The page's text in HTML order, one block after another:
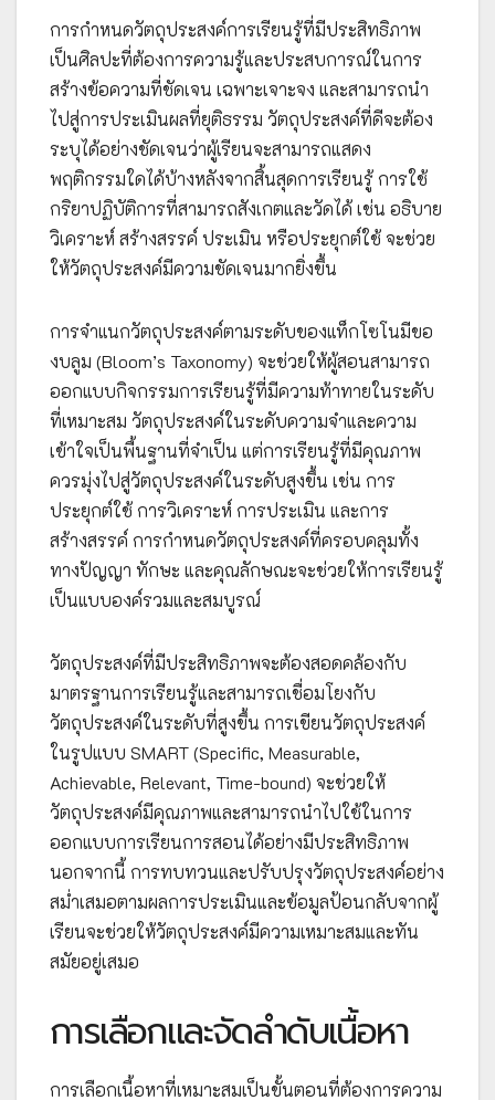
การกำหนดวัตถุประสงค์การเรียนรู้ที่มีประสิทธิภาพ
เป็นศิลปะที่ต้องการความรู้และประสบการณ์ในการ
สร้างข้อความที่ชัดเจน เฉพาะเจาะจง และสามารถนำ
ไปสู่การประเมินผลที่ยุติธรรม วัตถุประสงค์ที่ดีจะต้อง
ระบุได้อย่างชัดเจนว่าผู้เรียนจะสามารถแสดง
พฤติกรรมใดได้บ้างหลังจากสิ้นสุดการเรียนรู้ การใช้
กริยาปฏิบัติการที่สามารถสังเกตและวัดได้ เช่น อธิบาย
วิเคราะห์ สร้างสรรค์ ประเมิน หรือประยุกต์ใช้ จะช่วย
ให้วัตถุประสงค์มีความชัดเจนมากยิ่งขึ้น
การจำแนกวัตถุประสงค์ตามระดับของแท็กโซโนมีขอ
งบลูม (Bloom’s Taxonomy) จะช่วยให้ผู้สอนสามารถ
ออกแบบกิจกรรมการเรียนรู้ที่มีความท้าทายในระดับ
ที่เหมาะสม วัตถุประสงค์ในระดับความจำและความ
เข้าใจเป็นพื้นฐานที่จำเป็น แต่การเรียนรู้ที่มีคุณภาพ
ควรมุ่งไปสู่วัตถุประสงค์ในระดับสูงขึ้น เช่น การ
ประยุกต์ใช้ การวิเคราะห์ การประเมิน และการ
สร้างสรรค์ การกำหนดวัตถุประสงค์ที่ครอบคลุมทั้ง
ทางปัญญา ทักษะ และคุณลักษณะจะช่วยให้การเรียนรู้
เป็นแบบองค์รวมและสมบูรณ์
วัตถุประสงค์ที่มีประสิทธิภาพจะต้องสอดคล้องกับ
มาตรฐานการเรียนรู้และสามารถเชื่อมโยงกับ
วัตถุประสงค์ในระดับที่สูงขึ้น การเขียนวัตถุประสงค์
ในรูปแบบ SMART (Specific, Measurable,
Achievable, Relevant, Time-bound) จะช่วยให้
วัตถุประสงค์มีคุณภาพและสามารถนำไปใช้ในการ
ออกแบบการเรียนการสอนได้อย่างมีประสิทธิภาพ
นอกจากนี้ การทบทวนและปรับปรุงวัตถุประสงค์อย่าง
สม่ำเสมอตามผลการประเมินและข้อมูลป้อนกลับจากผู้
เรียนจะช่วยให้วัตถุประสงค์มีความเหมาะสมและทัน
สมัยอยู่เสมอ
การเลือกและจัดลำดับเนื้อหา
การเลือกเนื้อหาที่เหมาะสมเป็นขั้นตอนที่ต้องการความ